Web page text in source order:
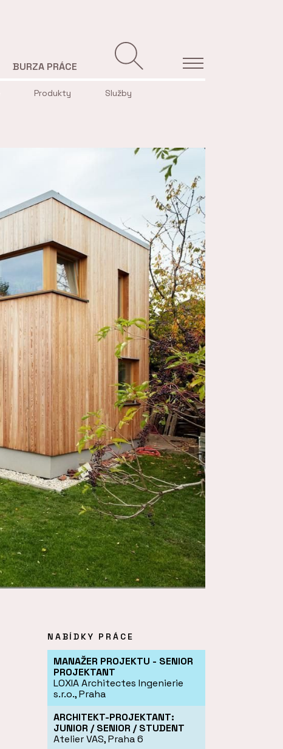
Produkty Služby
BURZA PRÁCE
NABÍDKY PRÁCE
MANAŽER PROJEKTU - SENIOR
PROJEKTANT
LOXIA Architectes Ingenierie
s.r.o., Praha
ARCHITEKT-PROJEKTANT:
JUNIOR / SENIOR / STUDENT
Atelier VAS, Praha 6